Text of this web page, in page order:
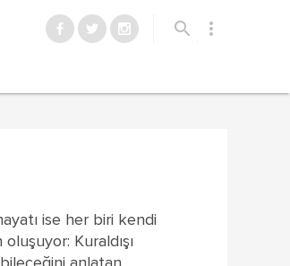
search more_vert
ise her biri kendi
Kuraldışı